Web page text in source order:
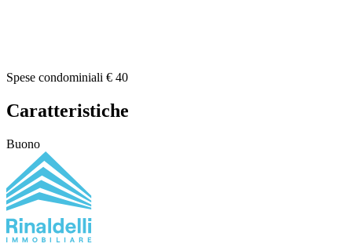
Spese condominiali € 40
Caratteristiche
Buono